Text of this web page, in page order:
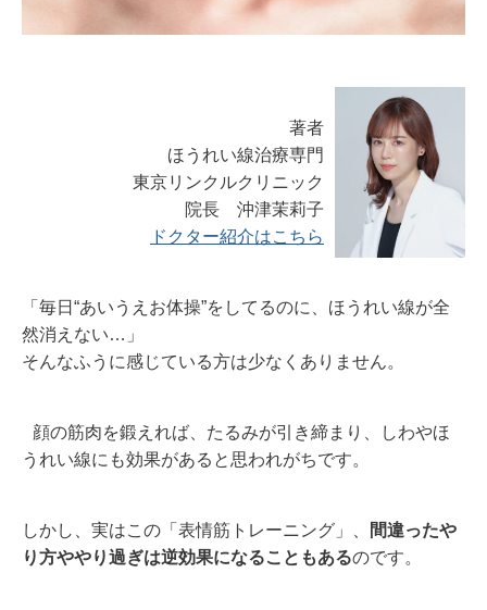
著者
ほうれい線治療専門
東京リンクルクリニック
院長 沖津茉莉子
ドクター紹介はこちら
「毎日 “あいうえお体操”を してるのに、ほうれい線が全
然消えない… 」
そんなふうに感じている方は少なくありません。
顔の筋肉を鍛えれば、たるみが引き締まり、しわやほ
うれい線にも効果があると思われがちです。
しかし、実はこの「表情筋トレーニング」、
間違ったや
り方ややり過ぎは逆効果になることもあるのです。